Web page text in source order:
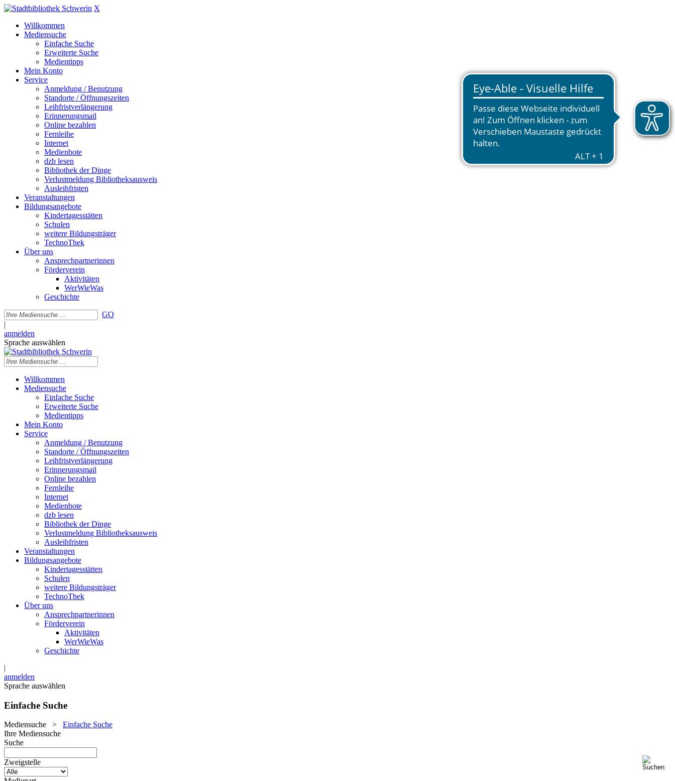
X
Willkommen
Mediensuche
Einfache Suche
Erweiterte Suche
Medientipps
Mein Konto
Service
Anmeldung / Benutzung
Standorte / Öffnungszeiten
Leihfristverlängerung
Erinnerungsmail
Online bezahlen
Fernleihe
Internet
Medienbote
dzb lesen
Bibliothek der Dinge
Verlustmeldung Bibliotheksausweis
Ausleihfristen
Veranstaltungen
Bildungsangebote
Kindertagesstätten
Schulen
weitere Bildungsträger
TechnoThek
Über uns
Ansprechpartnerinnen
Förderverein
Aktivitäten
WerWieWas
Geschichte
GO
|
anmelden
Sprache auswählen
Willkommen
Mediensuche
Einfache Suche
Erweiterte Suche
Medientipps
Mein Konto
Service
Anmeldung / Benutzung
Standorte / Öffnungszeiten
Leihfristverlängerung
Erinnerungsmail
Online bezahlen
Fernleihe
Internet
Medienbote
dzb lesen
Bibliothek der Dinge
Verlustmeldung Bibliotheksausweis
Ausleihfristen
Veranstaltungen
Bildungsangebote
Kindertagesstätten
Schulen
weitere Bildungsträger
TechnoThek
Über uns
Ansprechpartnerinnen
Förderverein
Aktivitäten
WerWieWas
Geschichte
|
anmelden
Sprache auswählen
Einfache Suche
Mediensuche > Einfache Suche
Ihre Mediensuche
Suche
Zweigstelle